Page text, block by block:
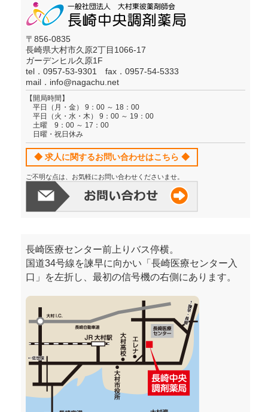
〒856-0835
長崎県大村市久原2丁目1066-17
ガーデンヒル久原1F
tel．0957-53-9301 fax．0957-54-5333
mail． info@nagachu.net
【開局時間】
平日（月・金） 9：00 ～ 18：00
平日（火・水・木） 9：00 ～ 19：00
土曜 9：00 ～ 17：00
日曜・祝日休み
◆ 求人に関するお問い合わせはこちら ◆
ご不明な点は、お気軽にお問い合わせくださいませ。
長崎医療センター前上りバス停横。
国道34号線を諫早に向かい「長崎医療センター入
口」を左折し、最初の信号機の右側にあります。